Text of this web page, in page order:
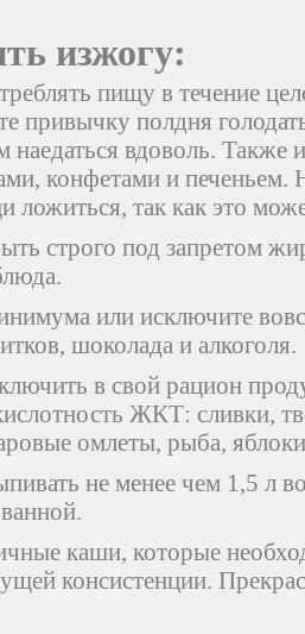
изжогу:
пищу в течение
привычку полдня
наедаться вдоволь. Также
конфетами и печеньем.
ложиться, так как это
строго под запретом
или исключите
шоколада и алкоголя.
в свой рацион
ЖКТ: сливки,
омлеты, рыба,
не менее чем 1,5 л
каши, которые
консистенции.